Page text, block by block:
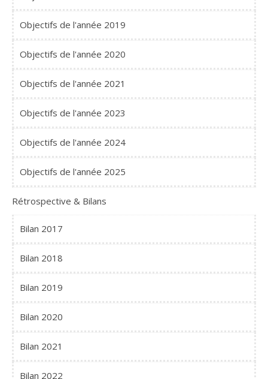
Objectifs de l'année 2019
Objectifs de l'année 2020
Objectifs de l'année 2021
Objectifs de l'année 2023
Objectifs de l'année 2024
Objectifs de l'année 2025
Rétrospective & Bilans
Bilan 2017
Bilan 2018
Bilan 2019
Bilan 2020
Bilan 2021
Bilan 2022